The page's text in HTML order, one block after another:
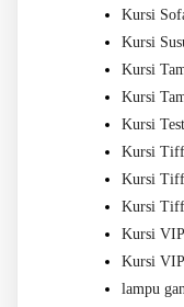
Kursi
Kursi
Kursi
Kursi
Kursi Test
Kursi
Kursi
Kursi
Kursi
Kursi
lampu